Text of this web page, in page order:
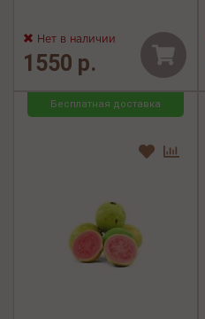
Нет в наличии
1550 р.
Бесплатная доставка